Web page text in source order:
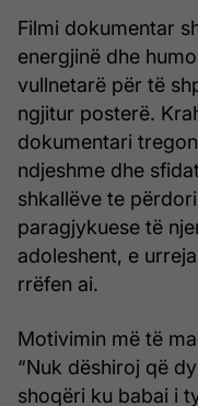
Filmi dokumentar
energjinë dhe
vullnetarë për të
ngjitur posterë.
dokumentari
ndjeshme dhe
shkallëve te
paragjykuese të
adoleshent, e
rrëfen ai.
Motivimin më të
“Nuk dëshiroj që
shoqëri ku babai i